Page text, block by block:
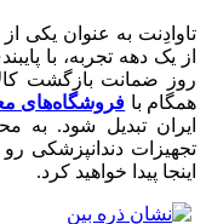
تاوادِنت به عنوان یکی
روز ضمانت بازگشت
همگام با فروشگاه‌های
ایران تبدیل شود. به
تجهیزات دندانپزشکی
اینجا پیدا خواهید کرد.